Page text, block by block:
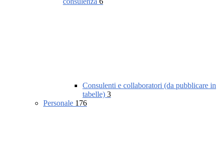
Consulenti e collaboratori (da pubblicare in
tabelle) 3
Personale 176